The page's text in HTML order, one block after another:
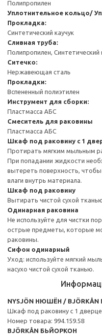
Полипропилен
Уплотнительное кольцо/
Прокладка:
Синтетический каучук
Сливная труба:
Полипропилен, Синтетический
Ситечко:
Нержавеющая сталь
Прокладки:
Вспененный полиэтилен
Инструмент для сборки:
Пластмасса АБС
Смеситель для раковины
Пластмасса АБС
Шкаф под раковину с 1
Протирать мягким мыльным
При попадании жидкости
вытереть поверхность,
влаги внутрь материала.
Шкаф под раковину
Вытирать чистой сухой
Одинарная раковина
Не используйте для чистки
острые предметы, которые
раковины.
Сифон одинарный
Уход: используйте мягкий
насухо чистой сухой тканью.
NYSJÖN НЮШЁН /
Шкаф под раковину с 1
Номер товара: 994.159.58
BJÖRKÅN БЬЙОРКОН